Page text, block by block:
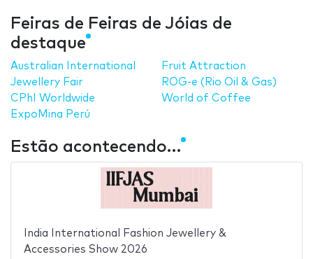
Feiras de Feiras de Jóias de
destaque
Australian International
Jewellery Fair
CPhI Worldwide
ExpoMina Perú
Fruit Attraction
ROG-e (Rio Oil & Gas)
World of Coffee
Estão acontecendo…
India International Fashion Jewellery &
Accessories Show 2026